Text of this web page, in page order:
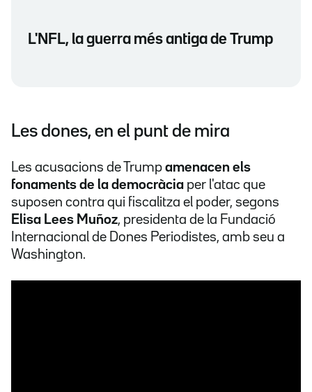
L'NFL, la guerra més antiga de Trump
Les dones, en el punt de mira
Les acusacions de Trump amenacen els
fonaments de la democràcia per l'atac que
suposen contra qui fiscalitza el poder, segons
Elisa Lees Muñoz, presidenta de la Fundació
Internacional de Dones Periodistes, amb seu a
Washington.